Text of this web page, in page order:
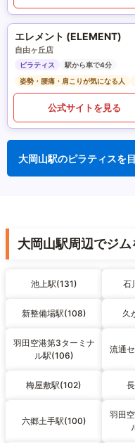
エレメント (ELEMENT)
自由ヶ丘店
ピラティス
駅から車で4分
姿勢・腰痛・肩こりが気になる人
公式サイトを見る
大岡山駅のピラティスを
大岡山駅周辺でジ
池上駅(131) 石
新整備場駅(108) 久
羽田空港第3ターミナ
ル駅(106)
流通
梅屋敷駅(102)
六郷土手駅(100)
羽田